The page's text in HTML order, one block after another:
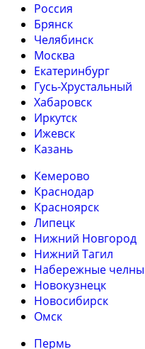
Россия
Брянск
Челябинск
Москва
Екатеринбург
Гусь-Хрустальный
Хабаровск
Иркутск
Ижевск
Казань
Кемерово
Краснодар
Красноярск
Липецк
Нижний Новгород
Нижний Тагил
Набережные челны
Новокузнецк
Новосибирск
Омск
Пермь